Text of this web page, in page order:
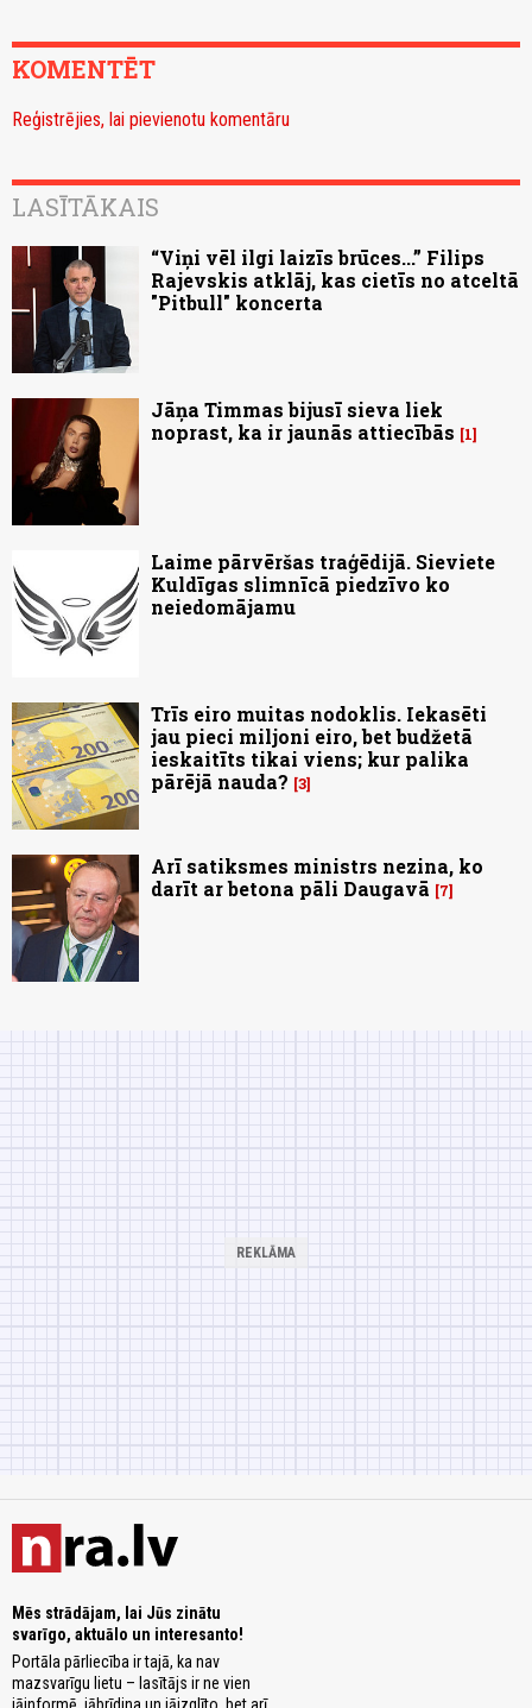
KOMENTĒT
Reģistrējies, lai pievienotu komentāru
LASĪTĀKAIS
“Viņi vēl ilgi laizīs brūces...” Filips
Rajevskis atklāj, kas cietīs no atceltā
"Pitbull" koncerta
Jāņa Timmas bijusī sieva liek
noprast, ka ir jaunās attiecībās
1
Laime pārvēršas traģēdijā. Sieviete
Kuldīgas slimnīcā piedzīvo ko
neiedomājamu
Trīs eiro muitas nodoklis. Iekasēti
jau pieci miljoni eiro, bet budžetā
ieskaitīts tikai viens; kur palika
pārējā nauda? 3
Arī satiksmes ministrs nezina, ko
darīt ar betona pāli Daugavā
7
Mēs strādājam, lai Jūs zinātu
svarīgo, aktuālo un interesanto!
Portāla pārliecība ir tajā, ka nav
mazsvarīgu lietu – lasītājs ir ne vien